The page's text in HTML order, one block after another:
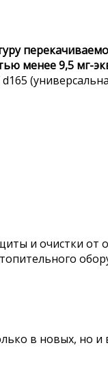
менее 9,5 мг-
и очистки от
в новых, но и